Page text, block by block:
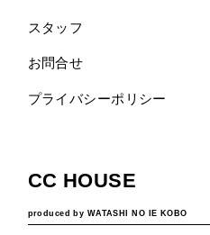
スタッフ
お問合せ
プライバシーポリシー
CC HOUSE
produced by WATASHI NO IE KOBO